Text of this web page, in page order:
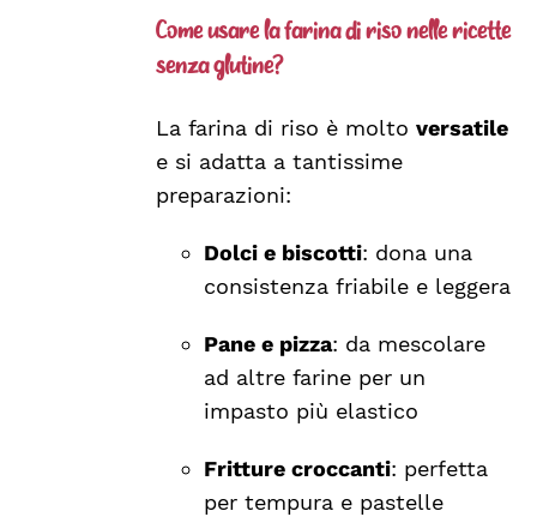
Come usare la farina di riso nelle ricette
senza glutine?
La farina di riso è moltoversatile
e si adatta a tantissime
preparazioni:
Dolci e biscotti: dona una
consistenza friabile e leggera
Pane e pizza: da mescolare
ad altre farine per un
impasto più elastico
Fritture croccanti: perfetta
per tempura e pastelle